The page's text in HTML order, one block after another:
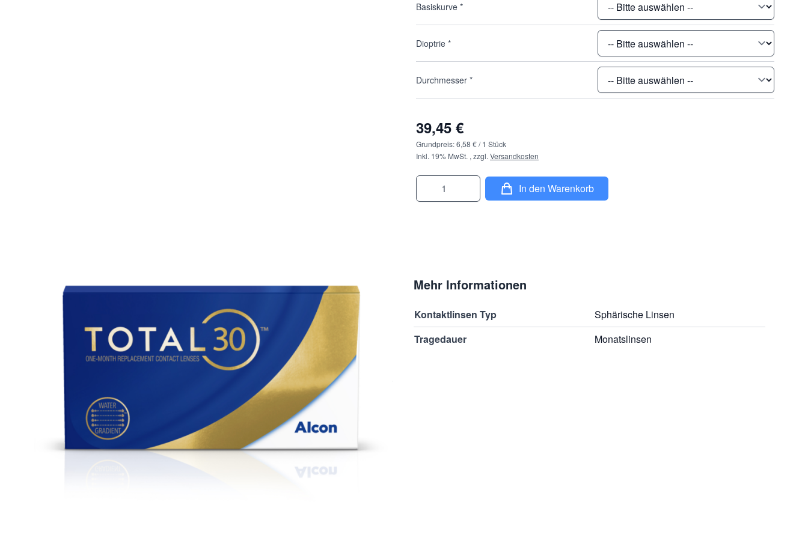
Basiskurve *
Dioptrie *
Durchmesser *
39,45 €
Grundpreis:6,58 €/ 1 Stück
Inkl. 19% MwSt. , zzgl. Versandkosten
Menge In den Warenkorb
Beschreibung
Mit den TOTAL 30™; Kontaktlinsen können Sie Ihr Leben in vollen Zügen genießen
und sich spontan die Freiheit gönnen, die Sie möchten. Denn mit Kontaktlinsen
brauchen Sie keine Kompromisse eingehen.
Präsentieren Sie Ihr Gesicht so wie es ist – natürlich und voller Ausstrahlung. Mit
Kontaktlinsen sehen Sie alles im richtigen Größenverhältnis, ohne störende Reflexe.
Zudem erlauben Ihnen Kontaktlinsen die volle Bewegungsfreiheit, beispielsweise
beim Sport – auch wenn es rasant zur Sache geht.
Die hoch sauerstoffdurchlässigen TOTAL 30™; Kontaktlinsen vereinen zwei
einzigartige Technologien: Die SmartShield™ Technologie, um vor trockenen Linsen
und Ablagerungen zu schützen2,3 und die HydraGlyde Moisture Matrix, die selbe
Benetzungskomponente, die auch in Alcons Premium Kontaktlinsenpflegemitteln
Mehr Informationen
Kontaktlinsen Typ
Sphärische Linsen
Tragedauer
Monatslinsen